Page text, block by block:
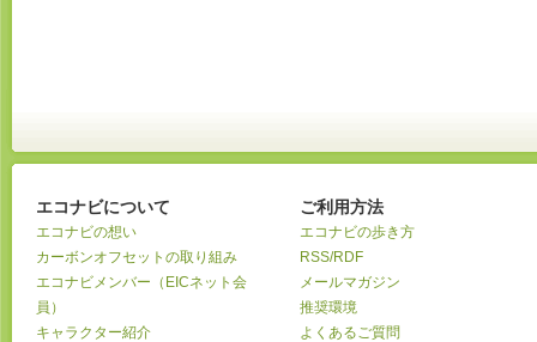
エコナビについて
エコナビの想い
カーボンオフセットの取り組み
エコナビメンバー（EICネット会
員）
キャラクター紹介
ご利用方法
エコナビの歩き方
RSS/RDF
メールマガジン
推奨環境
よくあるご質問